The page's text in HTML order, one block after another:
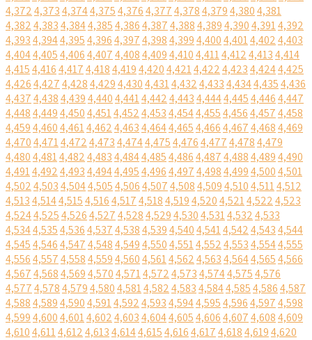
4,3724,3734,3744,3754,3764,3774,3784,3794,3804,381
4,3824,3834,3844,3854,3864,3874,3884,3894,3904,3914,392
4,3934,3944,3954,3964,3974,3984,3994,4004,4014,4024,403
4,4044,4054,4064,4074,4084,4094,4104,4114,4124,4134,414
4,4154,4164,4174,4184,4194,4204,4214,4224,4234,4244,425
4,4264,4274,4284,4294,4304,4314,4324,4334,4344,4354,436
4,4374,4384,4394,4404,4414,4424,4434,4444,4454,4464,447
4,4484,4494,4504,4514,4524,4534,4544,4554,4564,4574,458
4,4594,4604,4614,4624,4634,4644,4654,4664,4674,4684,469
4,4704,4714,4724,4734,4744,4754,4764,4774,4784,479
4,4804,4814,4824,4834,4844,4854,4864,4874,4884,4894,490
4,4914,4924,4934,4944,4954,4964,4974,4984,4994,5004,501
4,5024,5034,5044,5054,5064,5074,5084,5094,5104,5114,512
4,5134,5144,5154,5164,5174,5184,5194,5204,5214,5224,523
4,5244,5254,5264,5274,5284,5294,5304,5314,5324,533
4,5344,5354,5364,5374,5384,5394,5404,5414,5424,5434,544
4,5454,5464,5474,5484,5494,5504,5514,5524,5534,5544,555
4,5564,5574,5584,5594,5604,5614,5624,5634,5644,5654,566
4,5674,5684,5694,5704,5714,5724,5734,5744,5754,576
4,5774,5784,5794,5804,5814,5824,5834,5844,5854,5864,587
4,5884,5894,5904,5914,5924,5934,5944,5954,5964,5974,598
4,5994,6004,6014,6024,6034,6044,6054,6064,6074,6084,609
4,6104,6114,6124,6134,6144,6154,6164,6174,6184,6194,620